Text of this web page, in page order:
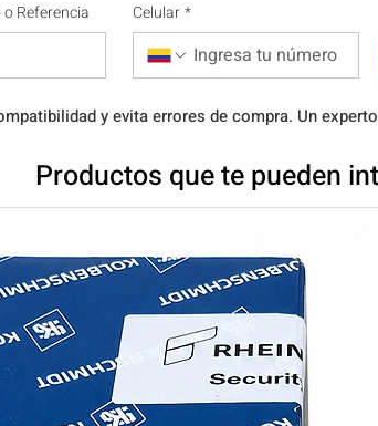
Referencia Celular *
y evita errores de compra. Un
Productos que te pueden